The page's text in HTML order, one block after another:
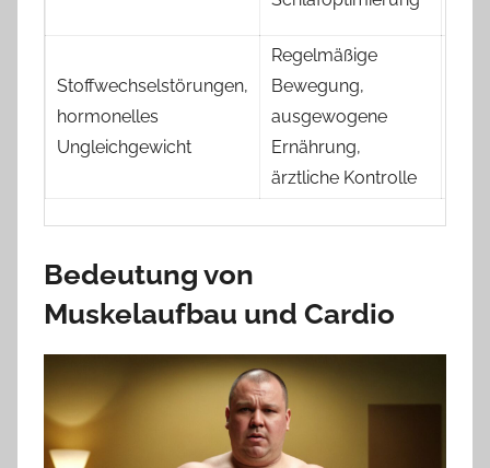
Stoffwechselstörungen,
hormonelles
Ungleichgewicht
Regelmäßige
Bewegung,
ausgewogene
Ernährung,
ärztliche Kontrolle
Bedeutung von
Muskelaufbau und Cardio